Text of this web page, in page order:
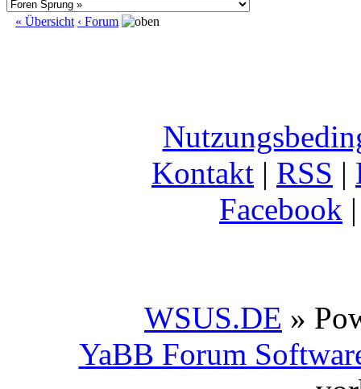
« Übersicht ‹ Forum
Kontakt | RSS |
Facebook
WSUS.DE »
YaBB Forum